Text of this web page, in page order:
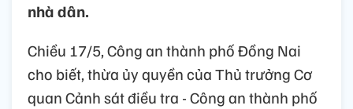
nhà dân.
Chiều 17/5, Công an thành phố Đồng Nai
cho biết, thừa ủy quyền của Thủ trưởng Cơ
quan Cảnh sát điều tra - Công an thành phố